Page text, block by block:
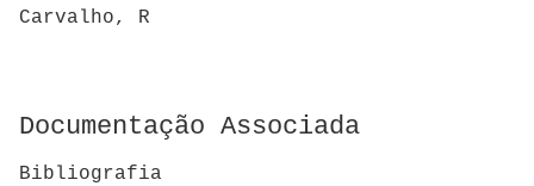
Carvalho, R
Documentação Associada
Bibliografia